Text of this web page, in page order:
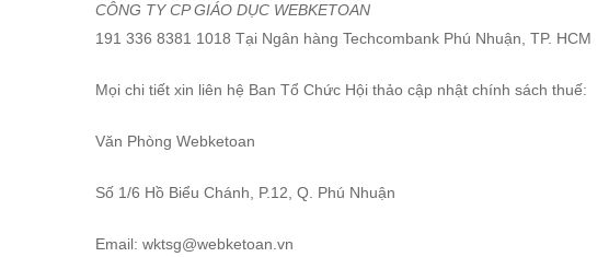
CÔNG TY CP GIÁO DỤC WEBKETOAN
191 336 8381 1018 Tại Ngân hàng Techcombank Phú Nhuận, TP. HCM
Mọi chi tiết xin liên hệ Ban Tổ Chức Hội thảo cập nhật chính sách thuế:
Văn Phòng Webketoan
Số 1/6 Hồ Biểu Chánh, P.12, Q. Phú Nhuận
Email: wktsg@webketoan.vn